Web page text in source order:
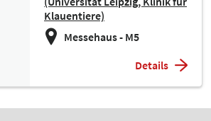
Klauentiere)
Messehaus - M5
Details